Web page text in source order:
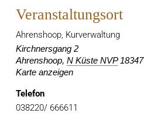
Veranstaltungsort
Ahrenshoop, Kurverwaltung
Kirchnersgang 2
Ahrenshoop, N Küste NVP 18347
Karte anzeigen
Telefon
038220/ 666611